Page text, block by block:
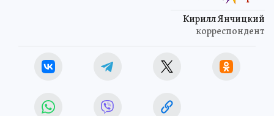
Кирилл Янчицкий
корреспондент